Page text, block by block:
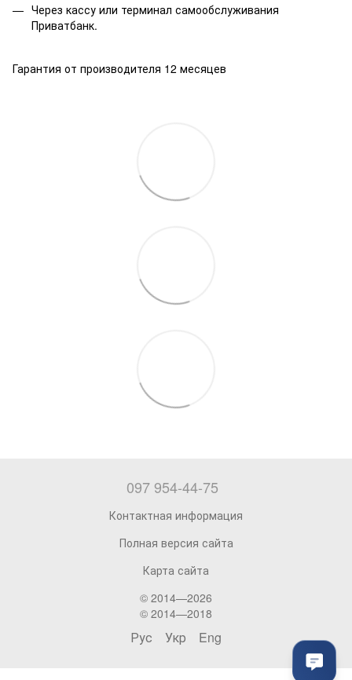
Через кассу или терминал самообслуживания
Приватбанк.
Гарантия от производителя 12 месяцев
097 954-44-75
Контактная информация
Полная версия сайта
Карта сайта
© 2014—2026
© 2014—2018
Рус Укр Eng